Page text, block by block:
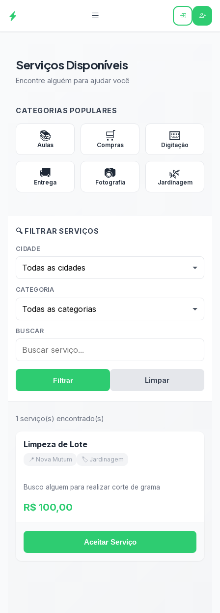
Serviços Disponíveis
Encontre alguém para ajudar você
CATEGORIAS POPULARES
📚
Aulas
🛒
Compras
⌨️
Digitação
🚚
Entrega
📷
Fotografia
🌿
Jardinagem
🔍 FILTRAR SERVIÇOS
CIDADE
CATEGORIA
BUSCAR
Filtrar Limpar
1 serviço(s) encontrado(s)
Limpeza de Lote
📍 Nova Mutum 🏷️ Jardinagem
Busco alguem para realizar corte de grama
R$ 100,00
Aceitar Serviço